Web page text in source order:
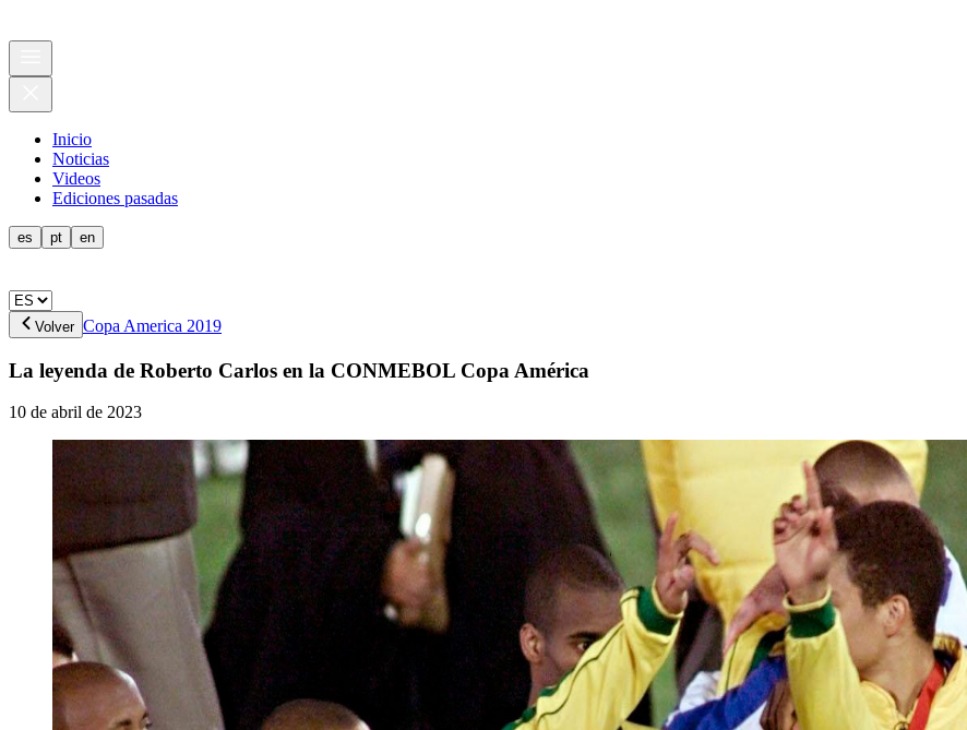
Inicio
Noticias
Videos
Ediciones pasadas
es pt en
Volver Copa America 2019
La leyenda de Roberto Carlos en la CONMEBOL Copa América
10 de abril de 2023